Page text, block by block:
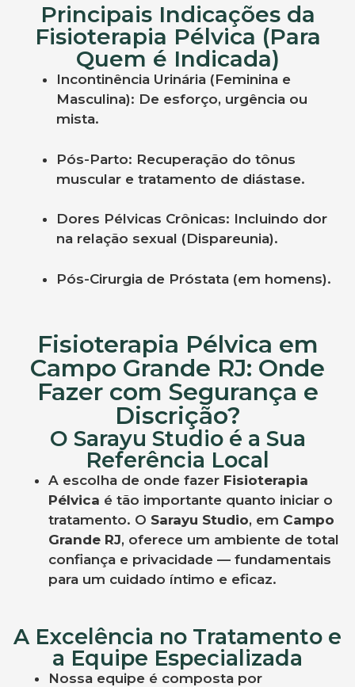
Principais Indicações da
Fisioterapia Pélvica (Para
Quem é Indicada)
Incontinência Urinária (Feminina e
Masculina): De esforço, urgência ou
mista.
Pós-Parto: Recuperação do tônus
muscular e tratamento de diástase.
Dores Pélvicas Crônicas: Incluindo dor
na relação sexual (Dispareunia).
Pós-Cirurgia de Próstata (em homens).
Fisioterapia Pélvica em
Campo Grande RJ: Onde
Fazer com Segurança e
Discrição?
O Sarayu Studio é a Sua
Referência Local
A escolha de onde fazer Fisioterapia
Pélvica é tão importante quanto iniciar o
tratamento. O Sarayu Studio, em Campo
Grande RJ, oferece um ambiente de total
confiança e privacidade — fundamentais
para um cuidado íntimo e eficaz.
A Excelência no Tratamento e
a Equipe Especializada
Nossa equipe é composta por